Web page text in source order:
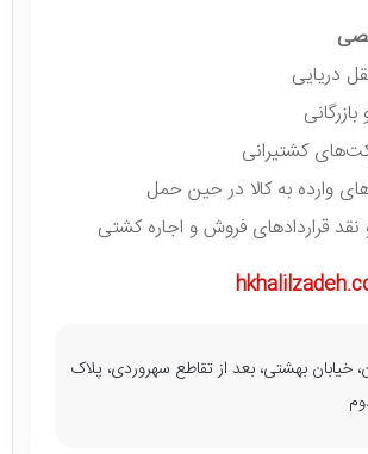
دریایی
کشتیرانی
وارده به کالا در حین حمل
نقد قراردادهای فروش و اجاره کشتی
خیابان بهشتی، بعد از تقاطع سهروردی، پلاک